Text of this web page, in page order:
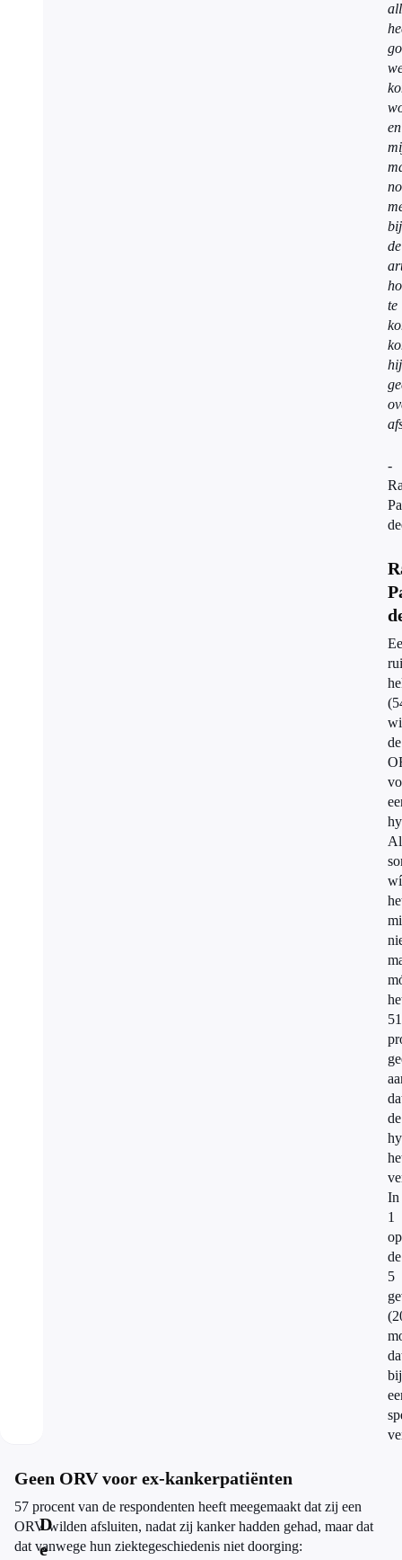
en
bij
de
te
hij
-
de
51
de
In
1
op
de
5
bij
D
e
Geen ORV voor ex-kankerpatiënten
57 procent van de respondenten heeft meegemaakt dat zij een
ORV wilden afsluiten, nadat zij kanker hadden gehad, maar dat
dat vanwege hun ziektegeschiedenis niet doorging: